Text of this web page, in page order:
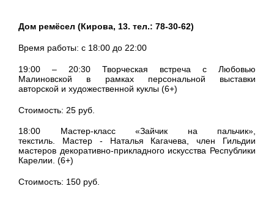
Дом ремёсел (Кирова, 13. тел.: 78-30-62)
Время работы: с 18:00 до 22:00
19:00 – 20:30 Творческая встреча с Любовью
Малиновской в рамках персональной выставки
авторской и художественной куклы (6+)
Стоимость: 25 руб.
18:00 Мастер-класс «Зайчик на пальчик»,
текстиль. Мастер - Наталья Кагачева, член Гильдии
мастеров декоративно-прикладного искусства Республики
Карелии. (6+)
Стоимость: 150 руб.